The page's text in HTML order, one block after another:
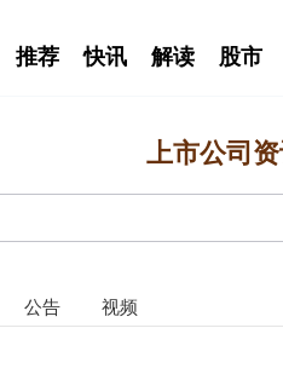
推荐 快讯 解读 股市
上市公司
公告 视频